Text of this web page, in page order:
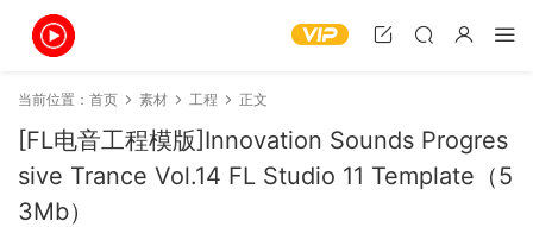
当前位置： 首页 素材 工程 正文
[FL电音工程模版]Innovation Sounds Progres
sive Trance Vol.14 FL Studio 11 Template（5
3Mb）